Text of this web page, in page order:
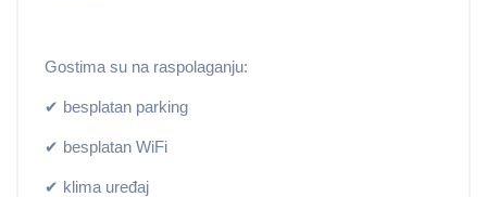
Gostima su na raspolaganju:
✔ besplatan parking
✔ besplatan WiFi
✔ klima uređaj